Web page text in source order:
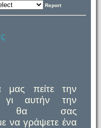
Report
μας πείτε την
αυτήν την
θα σας
να γράψετε ένα